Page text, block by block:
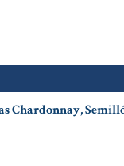
Chardonnay,